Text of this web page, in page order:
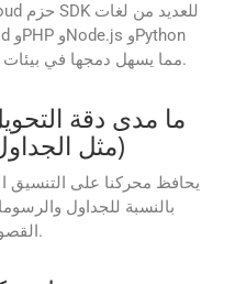
وRuby وcURL وGo، مما يسهل دمجها في بيئات تطوير مختلفة.
ما مدى دقة
(مثل
بالنسبة للجداول
القصوى، قد يتم تخصيص القواعد البديلة.